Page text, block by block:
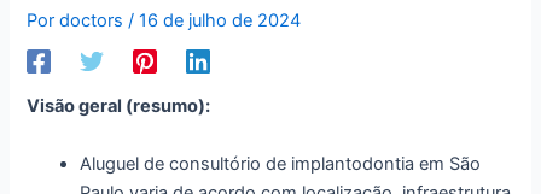
Pordoctors/16 de julho de 2024
Visão geral (resumo):
Aluguel de consultório de implantodontia em São